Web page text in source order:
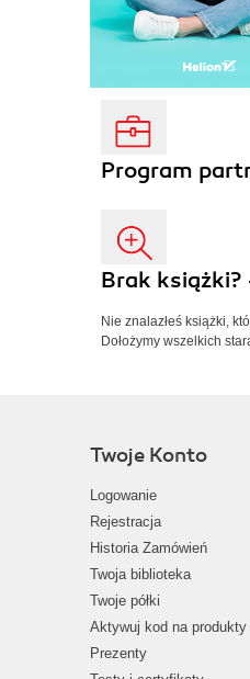
Program
Brak książki?
Nie znalazłeś książki,
Dołożymy wszelkich
Twoje Konto
Logowanie
Rejestracja
Historia Zamówień
Twoja biblioteka
Twoje półki
Aktywuj kod na produkty
Prezenty